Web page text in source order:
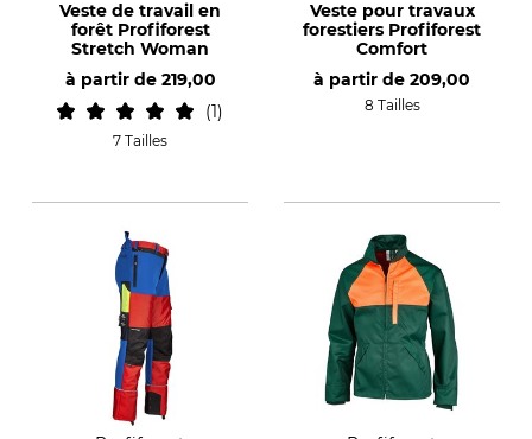
Veste de travail en
forêt Profiforest
Stretch Woman
à partir de 219,00
1
7 Tailles
Veste pour travaux
forestiers Profiforest
Comfort
à partir de 209,00
8 Tailles